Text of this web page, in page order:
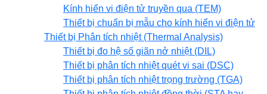
Kính hiển vi điện tử truyền qua (TEM)
Thiết bị chuẩn bị mẫu cho kính hiển vi điện tử
Thiết bị Phân tích nhiệt (Thermal Analysis)
Thiết bị đo hệ số giãn nở nhiệt (DIL)
Thiết bị phân tích nhiệt quét vi sai (DSC)
Thiết bị phân tích nhiệt trọng trường (TGA)